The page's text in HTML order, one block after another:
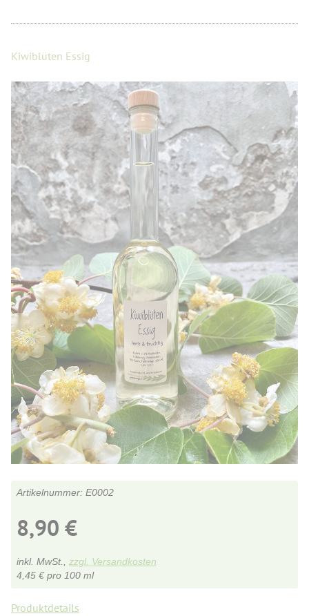
Kiwiblüten Essig
E0002
8,90 €
inkl. MwSt., zzgl. Versandkosten
4,45 € pro 100 ml
Produktdetails